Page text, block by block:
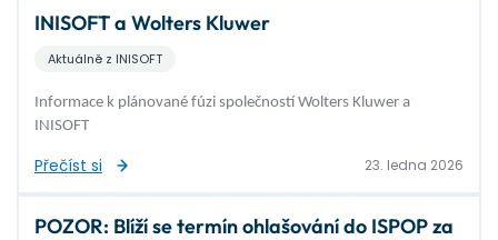
INISOFT a Wolters Kluwer
Aktuálně z INISOFT
Informace k plánované fúzi společností Wolters Kluwer a
INISOFT
Přečíst si 23. ledna 2026
POZOR: Blíží se termín ohlašování do ISPOP za